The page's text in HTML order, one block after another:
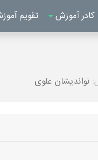
کادر آموزش تقویم
نواندیشان علوی